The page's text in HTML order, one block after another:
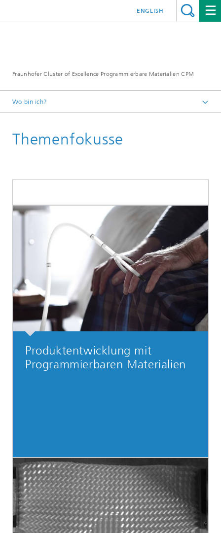
Fraunhofer Cluster of Excellence Programmierbare Materialien CPM
ENGLISH
Wo bin ich?
Themenfokusse
Produktentwicklung mit
Programmierbaren Materialien